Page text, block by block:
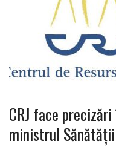
CRJ face
ministrul Sănătății